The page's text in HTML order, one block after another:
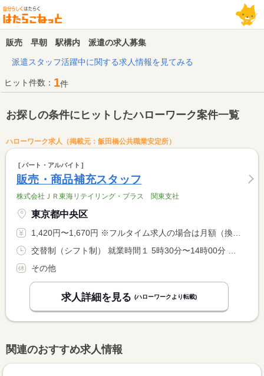
販売 早朝 駅構内 派遣の求人募集
派遣スタッフ活躍中に関する求人情報を見てみる
ヒット件数： 1件
お探しの条件にヒットしたハローワーク案件一覧
ハローワーク求人（掲載元：飯田橋公共職業安定所）
パート・アルバイト
販売・商品補充スタッフ
株式会社ＪＲ東海リテイリング・プラス 関東支社
東京都中央区
1,420円〜1,670円 ※フルタイム求人の場合は月額（換算額）、パート求人の場合は時間額を表示しています。
その他
求人詳細を見る (ハローワークより転載)
関連のおすすめ求人情報